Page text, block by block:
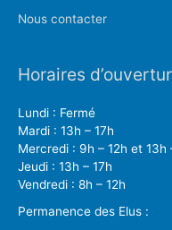
Nous contacter
Horaires
Lundi : Fermé
Mardi : 13h – 17h
Mercredi : 9h – 12h et 13h
Jeudi : 13h – 17h
Vendredi : 8h – 12h
Permanence des Elus :